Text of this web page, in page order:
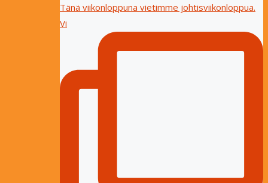
Tänä viikonloppuna vietimme johtisviikonloppua.
Vi